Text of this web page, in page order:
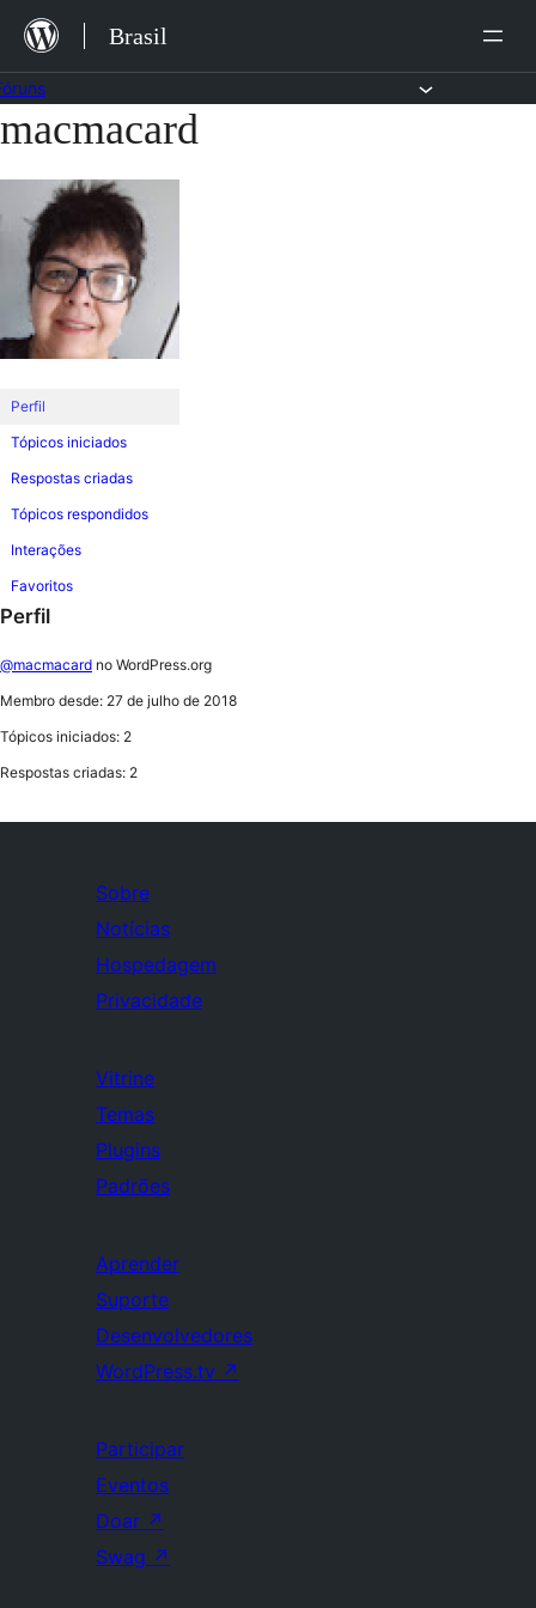
para
o
conteúdo
Brasil
Pular
conteúdo
macmacard
Perfil
Tópicos iniciados
Respostas criadas
Tópicos respondidos
Interações
Favoritos
Perfil
@macmacard no WordPress.org
Membro desde: 27 de julho de 2018
Tópicos iniciados: 2
Respostas criadas: 2
Sobre
Notícias
Hospedagem
Privacidade
Vitrine
Temas
Plugins
Padrões
Aprender
Suporte
Desenvolvedores
WordPress.tv ↗
Participar
Eventos
Doar ↗
Swag ↗